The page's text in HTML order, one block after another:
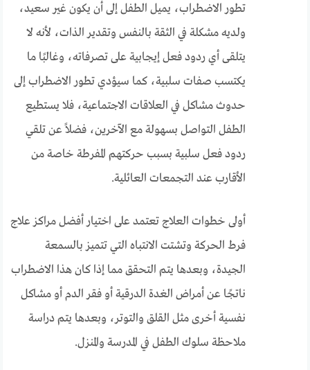
تطور الاضطراب، يميل الطفل إلى أن يكون غير سعيد،
ولديه مشكلة في الثقة بالنفس وتقدير الذات، لأنه لا
يتلقى أي ردود فعل إيجابية على تصرفاته، وغالبًا ما
يكتسب صفات سلبية، كما سيؤدي تطور الاضطراب إلى
حدوث مشاكل في العلاقات الاجتماعية، فلا يستطيع
الطفل التواصل بسهولة مع الآخرين، فضلاً عن تلقي
ردود فعل سلبية بسبب حركتهم المفرطة خاصة من
الأقارب عند التجمعات العائلية.
أولى خطوات العلاج تعتمد على اختيار أفضل مراكز علاج
فرط الحركة وتشتت الانتباه التي تتميز بالسمعة
الجيدة، وبعدها يتم التحقق مما إذا كان هذا الاضطراب
ناتجًا عن أمراض الغدة الدرقية أو فقر الدم أو مشاكل
نفسية أخرى مثل القلق والتوتر، وبعدها يتم دراسة
ملاحظة سلوك الطفل في المدرسة والمنزل.